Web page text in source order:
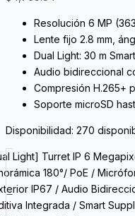
Resolución 6 MP
Lente fijo 2.8 mm,
Dual Light: 30 m
Audio bidireccional
Compresión H.265+
Soporte microSD
Disponibilidad: 270
-
Light] Turret IP 6
180°/ PoE /
IP67 / Audio
Integrada / Smart